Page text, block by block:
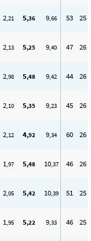
2,21 5,36 9,66 53 25
2,13 5,25 9,40 47 26
2,98 5,48 9,42 44 26
2,10 5,35 9,23 45 26
2,12 4,92 9,34 60 26
1,97 5,48 10,37 46 26
2,05 5,42 10,39 51 25
1,95 5,22 9,33 46 25